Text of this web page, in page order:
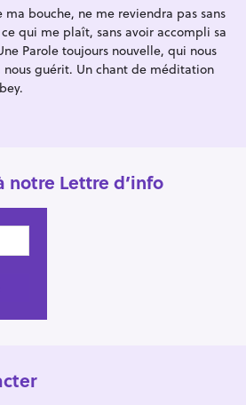
bouche, ne me reviendra pas sans
qui me plaît, sans avoir accompli sa
Parole toujours nouvelle, qui nous
nous guérit. Un chant de méditation
notre Lettre d’info